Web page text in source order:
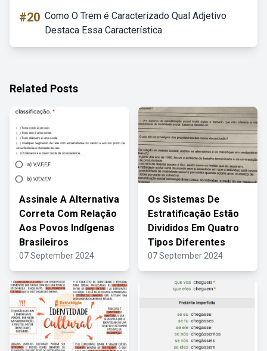
#20 Como O Trem é Caracterizado Qual Adjetivo
Destaca Essa Característica
Related Posts
Assinale A Alternativa
Correta Com Relação
Aos Povos Indígenas
Brasileiros
07 September 2024
Os Sistemas De
Estratificação Estão
Divididos Em Quatro
Tipos Diferentes
07 September 2024